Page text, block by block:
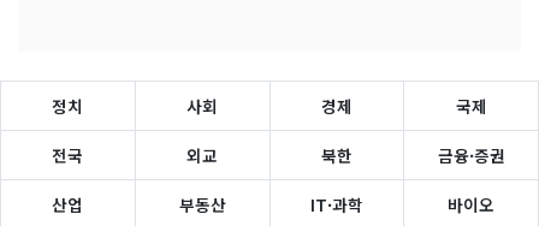
정치 사회 경제 국제
전국 외교 북한 금융·증권
산업 부동산 IT·과학 바이오